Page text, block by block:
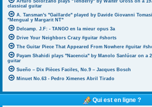
classical guitar
A. Tansman's "Gaillarde" played by Davide Giovanni
"Mengual y Margarit NT"
Delcamp. J.F: - TANGO en la mieur opus 3a
Drive Your Neighbors Crazy #guitar #shorts
The Guitar Piece That Appeared From Nowhere #guitar
Payam Shahidi plays "Nacencia" by Manolo Sanlúcar on a
guitar
Sueño – Dix Pièces Faciles, No.9 – Jacques Bosch
Minuet No.63 - Pedro Ximenes Abril Tirado
Qui est en ligne ?